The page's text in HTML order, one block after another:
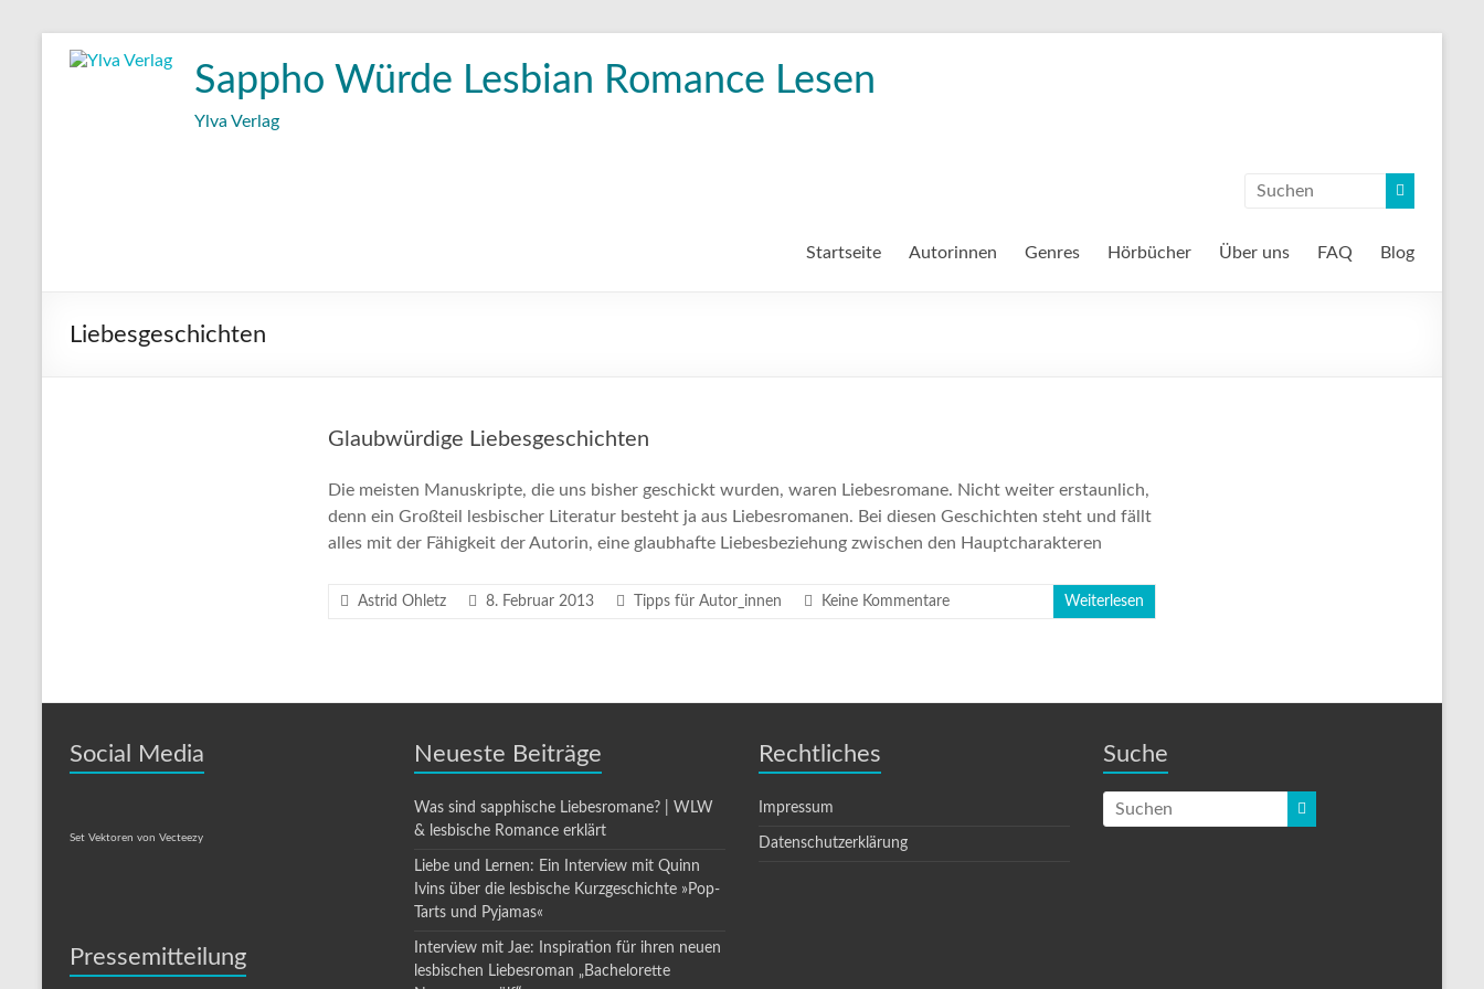
Inhalt
Sappho Würde Lesbian Romance Lesen
Ylva Verlag
Startseite Autorinnen Genres Hörbücher Über uns FAQ Blog
Liebesgeschichten
Glaubwürdige Liebesgeschichten
Die meisten Manuskripte, die uns bisher geschickt wurden, waren Liebesromane. Nicht weiter erstaunlich,
denn ein Großteil lesbischer Literatur besteht ja aus Liebesromanen. Bei diesen Geschichten steht und fällt
alles mit der Fähigkeit der Autorin, eine glaubhafte Liebesbeziehung zwischen den Hauptcharakteren
Astrid Ohletz 8. Februar 2013 Tipps für Autor_innen Keine Kommentare Weiterlesen
Social Media
Set Vektoren von Vecteezy
Pressemitteilung
Neueste Beiträge
Was sind sapphische Liebesromane? | WLW
& lesbische Romance erklärt
Liebe und Lernen: Ein Interview mit Quinn
Ivins über die lesbische Kurzgeschichte »Pop-
Tarts und Pyjamas«
Interview mit Jae: Inspiration für ihren neuen
lesbischen Liebesroman „Bachelorette
Rechtliches
Impressum
Datenschutzerklärung
Suche